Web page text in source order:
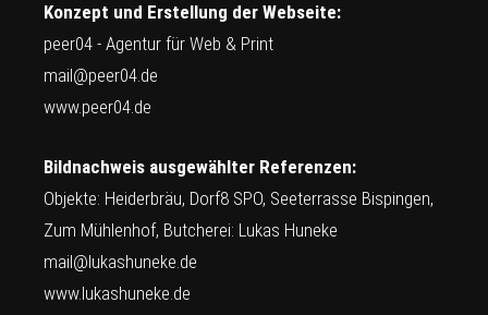
Konzept und Erstellung der Webseite:
peer04 - Agentur für Web & Print
mail@peer04.de
www.peer04.de
Bildnachweis ausgewählter Referenzen:
Objekte: Heiderbräu, Dorf8 SPO, Seeterrasse Bispingen,
Zum Mühlenhof, Butcherei: Lukas Huneke
mail@lukashuneke.de
www.lukashuneke.de